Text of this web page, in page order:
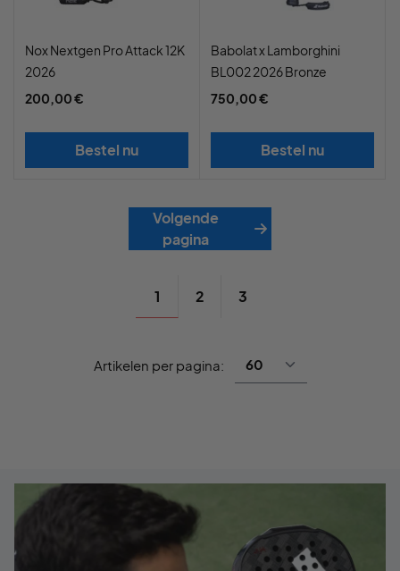
Nox Nextgen Pro Attack 12K
2026
200,00 €
Bestel nu
Babolat x Lamborghini
BL002 2026 Bronze
750,00 €
Bestel nu
Volgende
pagina
1 2 3
Artikelen per pagina: